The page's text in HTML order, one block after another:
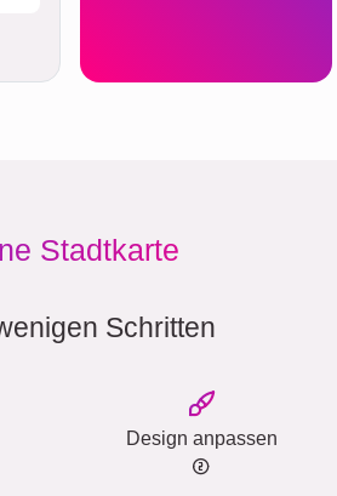
Stadtkarte
Schritten
Design anpassen